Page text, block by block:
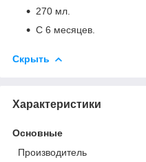
270 мл.
С 6 месяцев.
Скрыть
Характеристики
Основные
Производитель